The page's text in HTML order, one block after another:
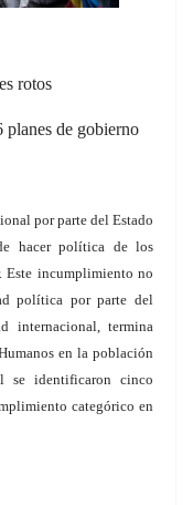
rotos
planes de gobierno
por parte del Estado
hacer política de los
Este incumplimiento no
política por parte del
internacional, termina
en la población
se identificaron cinco
categórico en